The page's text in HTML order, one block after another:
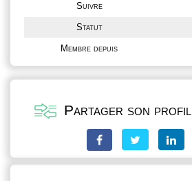
Suivre
Statut
Membre depuis
Partager son profil